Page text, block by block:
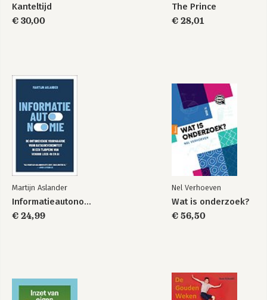
Kanteltijd
€ 30,00
The Prince
€ 28,01
Martijn Aslander
Informatieautonomie
€ 24,99
Nel Verhoeven
Wat is onderzoek?
€ 56,50